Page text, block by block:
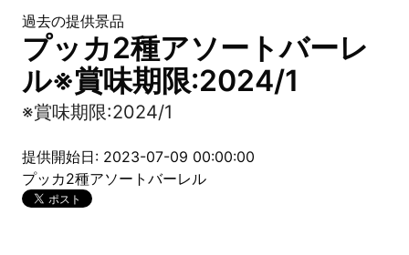
過去の提供景品
プッカ2種アソートバーレ
ル※賞味期限:2024/1
※賞味期限:2024/1
提供開始日: 2023-07-09 00:00:00
プッカ2種アソートバーレル